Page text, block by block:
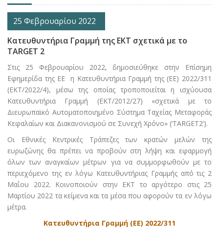
25 Φεβρουαρίου 2022
Κατευθυντήρια Γραμμή της ΕΚΤ σχετικά με το
TARGET 2
Στις 25 Φεβρουαρίου 2022, δημοσιεύθηκε στην Επίσημη
Εφημερίδα της ΕΕ η Κατευθυντήρια Γραμμή της (ΕΕ) 2022/311
(ΕΚΤ/2022/4), μέσω της οποίας τροποποιείται η ισχύουσα
Κατευθυντήρια Γραμμή (ΕΚΤ/2012/27) «σχετικά με το
Διευρωπαϊκό Αυτοματοποιημένο Σύστημα Ταχείας Μεταφοράς
Κεφαλαίων και Διακανονισμού σε Συνεχή Χρόνο» (‘TARGET2’).
Οι Εθνικές Κεντρικές Τράπεζες των κρατών μελών της
ευρωζώνης θα πρέπει να προβούν στη λήψη και εφαρμογή
όλων των αναγκαίων μέτρων για να συμμορφωθούν με το
περιεχόμενο της εν λόγω Κατευθυντήριας Γραμμής από τις 2
Μαΐου 2022. Κοινοποιούν στην ΕΚΤ το αργότερο στις 25
Μαρτίου 2022 τα κείμενα και τα μέσα που αφορούν τα εν λόγω
μέτρα.
Κατευθυντήρια Γραμμή (ΕΕ) 2022/311